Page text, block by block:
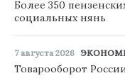
Более 350
социальных нянь
7 августа 2026
Товарооборот